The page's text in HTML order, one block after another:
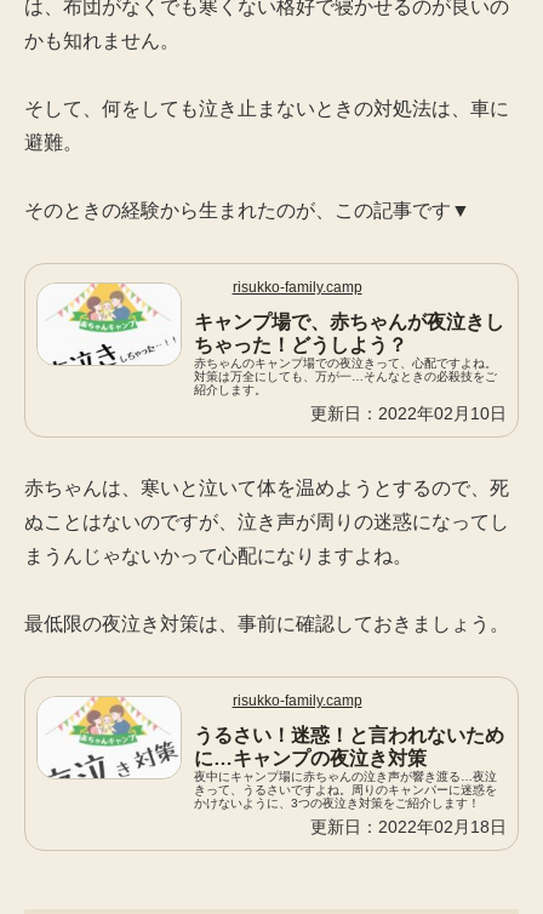
は、布団がなくでも寒くない格好で寝かせるのが良いの
かも知れません。
そして、何をしても泣き止まないときの対処法は、車に
避難。
そのときの経験から生まれたのが、この記事です▼
キャンプ場で、赤ちゃんが夜泣きし
ちゃった！どうしよう？
赤ちゃんのキャンプ場での夜泣きって、心配ですよね。
対策は万全にしても、万が一…そんなときの必殺技をご
紹介します。
risukko-family.camp
2022年02月10日
赤ちゃんは、寒いと泣いて体を温めようとするので、死
ぬことはないのですが、泣き声が周りの迷惑になってし
まうんじゃないかって心配になりますよね。
最低限の夜泣き対策は、事前に確認しておきましょう。
うるさい！迷惑！と言われないため
に…キャンプの夜泣き対策
夜中にキャンプ場に赤ちゃんの泣き声が響き渡る…夜泣
きって、うるさいですよね。周りのキャンパーに迷惑を
かけないように、3つの夜泣き対策をご紹介します！
risukko-family.camp
2022年02月18日